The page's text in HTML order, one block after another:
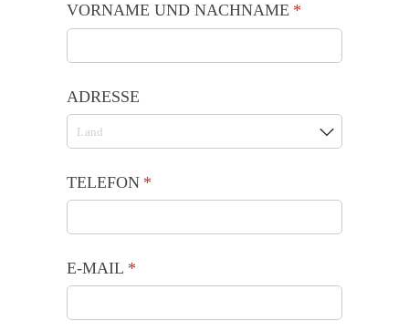
VORNAME UND NACHNAME *
(is vereist)
ADRESSE
TELEFON *
(is vereist)
E-MAIL *
(is vereist)